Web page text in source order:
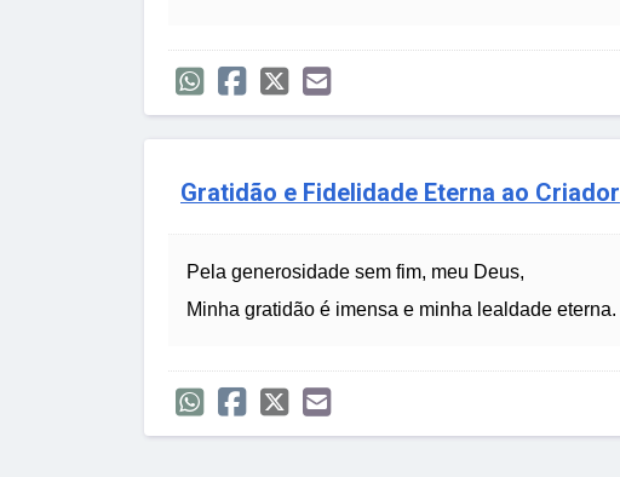
Gratidão e Fidelidade Eterna ao Criador
Pela generosidade sem fim, meu Deus,
Minha gratidão é imensa e minha lealdade eterna.